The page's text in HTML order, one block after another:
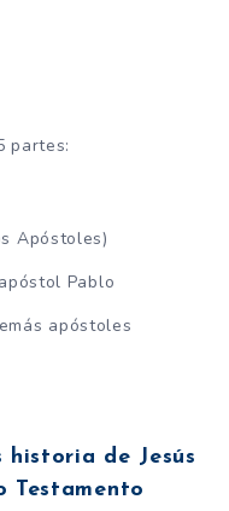
partes:
Apóstoles)
Pablo
apóstoles
historia de Jesús
Testamento